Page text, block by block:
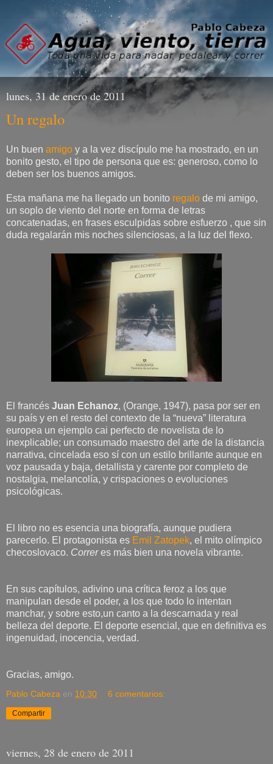
lunes, 31 de enero de 2011
Un regalo
Un buen amigo y a la vez discípulo me ha mostrado, en un
bonito gesto, el tipo de persona que es: generoso, como lo
deben ser los buenos amigos.
Esta mañana me ha llegado un bonito regalo de mi amigo,
un soplo de viento del norte en forma de letras
concatenadas, en frases esculpidas sobre esfuerzo , que sin
duda regalarán mis noches silenciosas, a la luz del flexo.
El francés Juan Echanoz, (Orange, 1947), pasa por ser en
su país y en el resto del contexto de la “nueva” literatura
europea un ejemplo cai perfecto de novelista de lo
inexplicable; un consumado maestro del arte de la distancia
narrativa, cincelada eso sí con un estilo brillante aunque en
voz pausada y baja, detallista y carente por completo de
nostalgia, melancolía, y crispaciones o evoluciones
psicológicas.
El libro no es esencia una biografía, aunque pudiera
parecerlo. El protagonista es Emil Zatopek, el mito olímpico
checoslovaco. Correres más bien una novela vibrante.
En sus capítulos, adivino una crítica feroz a los que
manipulan desde el poder, a los que todo lo intentan
manchar, y sobre esto,un canto a la descarnada y real
belleza del deporte. El deporte esencial, que en definitiva es
ingenuidad, inocencia, verdad.
Gracias, amigo.
Pablo Cabeza en 10:30 6 comentarios:
Compartir
viernes, 28 de enero de 2011